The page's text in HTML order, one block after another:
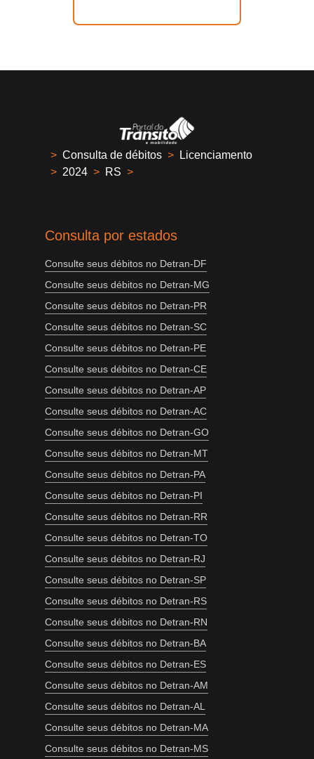
> Consulta de débitos >
Licenciamento
> 2024 > RS >
Consulta por estados
Consulte seus débitos no Detran-DF
Consulte seus débitos no Detran-MG
Consulte seus débitos no Detran-PR
Consulte seus débitos no Detran-SC
Consulte seus débitos no Detran-PE
Consulte seus débitos no Detran-CE
Consulte seus débitos no Detran-AP
Consulte seus débitos no Detran-AC
Consulte seus débitos no Detran-GO
Consulte seus débitos no Detran-MT
Consulte seus débitos no Detran-PA
Consulte seus débitos no Detran-PI
Consulte seus débitos no Detran-RR
Consulte seus débitos no Detran-TO
Consulte seus débitos no Detran-RJ
Consulte seus débitos no Detran-SP
Consulte seus débitos no Detran-RS
Consulte seus débitos no Detran-RN
Consulte seus débitos no Detran-BA
Consulte seus débitos no Detran-ES
Consulte seus débitos no Detran-AM
Consulte seus débitos no Detran-AL
Consulte seus débitos no Detran-MA
Consulte seus débitos no Detran-MS